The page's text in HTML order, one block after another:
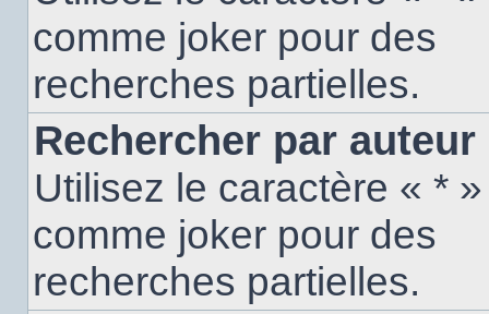
comme joker pour des
recherches partielles.
Rechercher par auteur
Utilisez le caractère « * »
comme joker pour des
recherches partielles.